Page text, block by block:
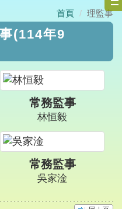
首頁 理監事
(114年9
常務監事
林恒毅
常務監事
吳家淦